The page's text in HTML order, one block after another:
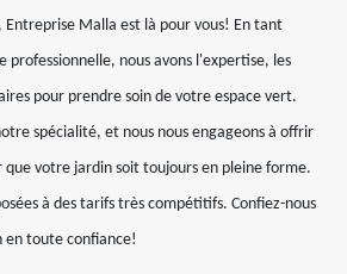
Entreprise Malla est là pour vous! En tant
professionnelle, nous avons l'expertise, les
pour prendre soin de votre espace vert.
spécialité, et nous nous engageons à offrir
que votre jardin soit toujours en pleine forme.
à des tarifs très compétitifs. Confiez-nous
en toute confiance!